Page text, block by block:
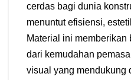
cerdas bagi dunia
menuntut efisiensi,
Material ini
dari kemudahan
visual yang mendukung